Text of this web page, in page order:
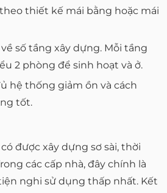
thiết kế mái bằng hoặc mái
số tầng xây dựng. Mỗi tầng
2 phòng để sinh hoạt và ở.
hệ thống giảm ồn và cách
tốt.
được xây dựng sơ sài, thời
các cấp nhà, đây chính là
nghi sử dụng thấp nhất. Kết